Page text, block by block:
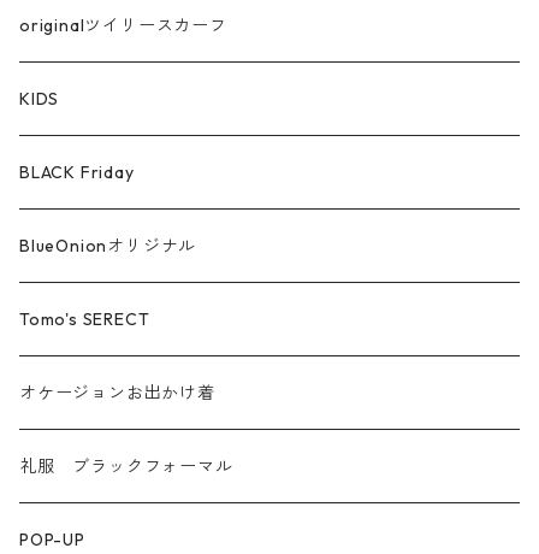
綿ローン
シルケットコットン
ファー ムートン
汗染み防止
originalツイリースカーフ
KIDS
BLACK Friday
BlueOnionオリジナル
Tomo's SERECT
オケージョンお出かけ着
礼服 ブラックフォーマル
POP-UP